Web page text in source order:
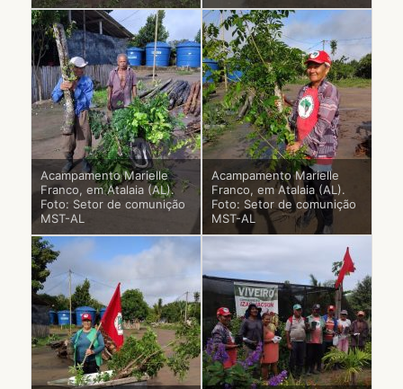
Acampamento Marielle
Franco, em Atalaia (AL).
Foto: Setor de comunição
MST-AL
Acampamento Marielle
Franco, em Atalaia (AL).
Foto: Setor de comunição
MST-AL